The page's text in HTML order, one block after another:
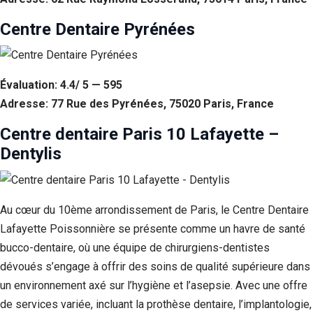
Centre Dentaire Pyrénées
Évaluation: 4.4/ 5 — 595
Adresse: 77 Rue des Pyrénées, 75020 Paris, France
Centre dentaire Paris 10 Lafayette –
Dentylis
Au cœur du 10ème arrondissement de Paris, le Centre Dentaire
Lafayette Poissonnière se présente comme un havre de santé
bucco-dentaire, où une équipe de chirurgiens-dentistes
dévoués s’engage à offrir des soins de qualité supérieure dans
un environnement axé sur l’hygiène et l’asepsie. Avec une offre
de services variée, incluant la prothèse dentaire, l’implantologie,